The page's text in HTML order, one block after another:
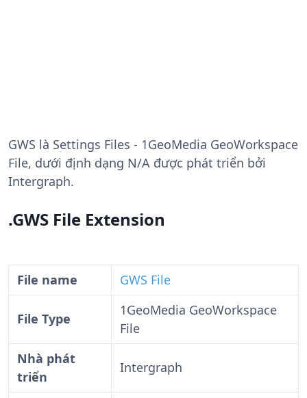
GWS là Settings Files - 1GeoMedia GeoWorkspace
File, dưới định dạng N/A được phát triển bởi
Intergraph.
.GWS File Extension
File name GWS File
File Type
1GeoMedia GeoWorkspace
File
Nhà phát
triển
Intergraph